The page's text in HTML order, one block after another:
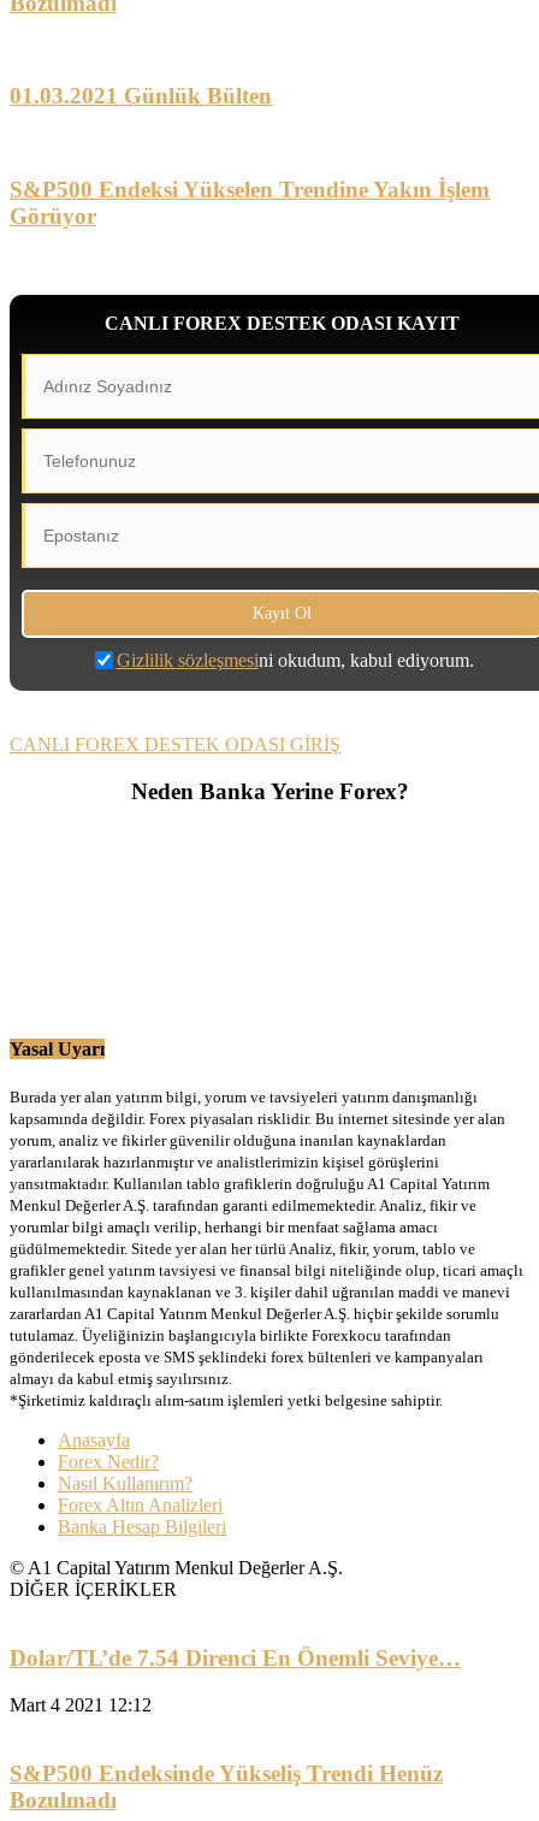
01.03.2021 Günlük Bülten
S&P500 Endeksi Yükselen Trendine Yakın İşlem
Görüyor
CANLI FOREX DESTEK ODASI KAYIT
Gizlilik sözleşmesini okudum, kabul ediyorum.
CANLI FOREX DESTEK ODASI GİRİŞ
Neden Banka Yerine Forex?
Yasal Uyarı
Burada yer alan yatırım bilgi, yorum ve tavsiyeleri yatırım danışmanlığı
kapsamında değildir. Forex piyasaları risklidir. Bu internet sitesinde yer alan
yorum, analiz ve fikirler güvenilir olduğuna inanılan kaynaklardan
yararlanılarak hazırlanmıştır ve analistlerimizin kişisel görüşlerini
yansıtmaktadır. Kullanılan tablo grafiklerin doğruluğu A1 Capital Yatırım
Menkul Değerler A.Ş. tarafından garanti edilmemektedir. Analiz, fikir ve
yorumlar bilgi amaçlı verilip, herhangi bir menfaat sağlama amacı
güdülmemektedir. Sitede yer alan her türlü Analiz, fikir, yorum, tablo ve
grafikler genel yatırım tavsiyesi ve finansal bilgi niteliğinde olup, ticari amaçlı
kullanılmasından kaynaklanan ve 3. kişiler dahil uğranılan maddi ve manevi
zararlardan A1 Capital Yatırım Menkul Değerler A.Ş. hiçbir şekilde sorumlu
tutulamaz. Üyeliğinizin başlangıcıyla birlikte Forexkocu tarafından
gönderilecek eposta ve SMS şeklindeki forex bültenleri ve kampanyaları
almayı da kabul etmiş sayılırsınız.
*Şirketimiz kaldıraçlı alım-satım işlemleri yetki belgesine sahiptir.
Anasayfa
Forex Nedir?
Nasıl Kullanırım?
Forex Altın Analizleri
Banka Hesap Bilgileri
© A1 Capital Yatırım Menkul Değerler A.Ş.
DİĞER İÇERİKLER
Dolar/TL’de 7.54 Direnci En Önemli Seviye…
Mart 4 2021 12:12
S&P500 Endeksinde Yükseliş Trendi Henüz
Bozulmadı